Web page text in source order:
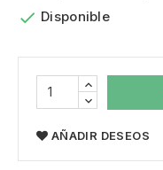
 Disponible
AÑADIR DESEOS